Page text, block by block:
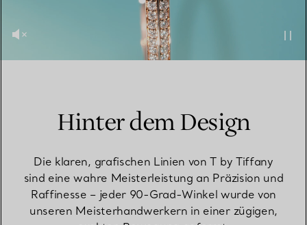
Hinter dem Design
Die klaren, grafischen Linien von T by Tiffany
sind eine wahre Meisterleistung an Präzision und
Raffinesse – jeder 90-Grad-Winkel wurde von
unseren Meisterhandwerkern in einer zügigen,